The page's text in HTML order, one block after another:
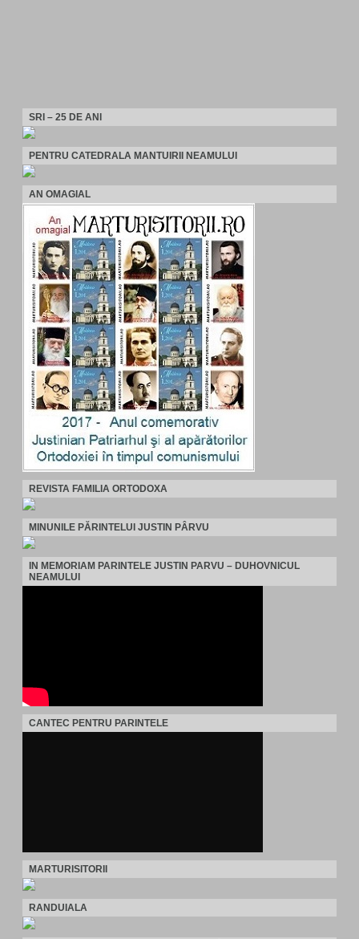
SRI – 25 DE ANI
PENTRU CATEDRALA MANTUIRII NEAMULUI
AN OMAGIAL
REVISTA FAMILIA ORTODOXA
MINUNILE PĂRINTELUI JUSTIN PÂRVU
IN MEMORIAM PARINTELE JUSTIN PARVU – DUHOVNICUL
NEAMULUI
CANTEC PENTRU PARINTELE
MARTURISITORII
RANDUIALA